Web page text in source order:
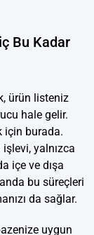
Bu Kadar
ürün listeniz
hale gelir.
için burada.
yalnızca
içe ve dışa
bu süreçleri
da sağlar.
uygun